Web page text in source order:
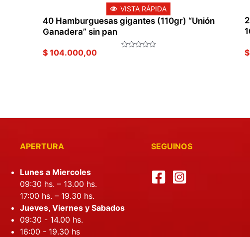
VISTA RÁPIDA
40 Hamburguesas gigantes (110gr) “Unión
Ganadera” sin pan
$104.000,00 $
APERTURA
Lunes a Miercoles
09:30 hs. – 13.00 hs.
17:00 hs. – 19.30 hs.
Jueves, Viernes y Sabados
09:30 - 14.00 hs.
16:00 - 19.30 hs
SEGUINOS